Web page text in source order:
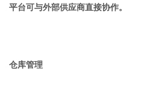
平台可与外部供应商直接协作。
仓库管理